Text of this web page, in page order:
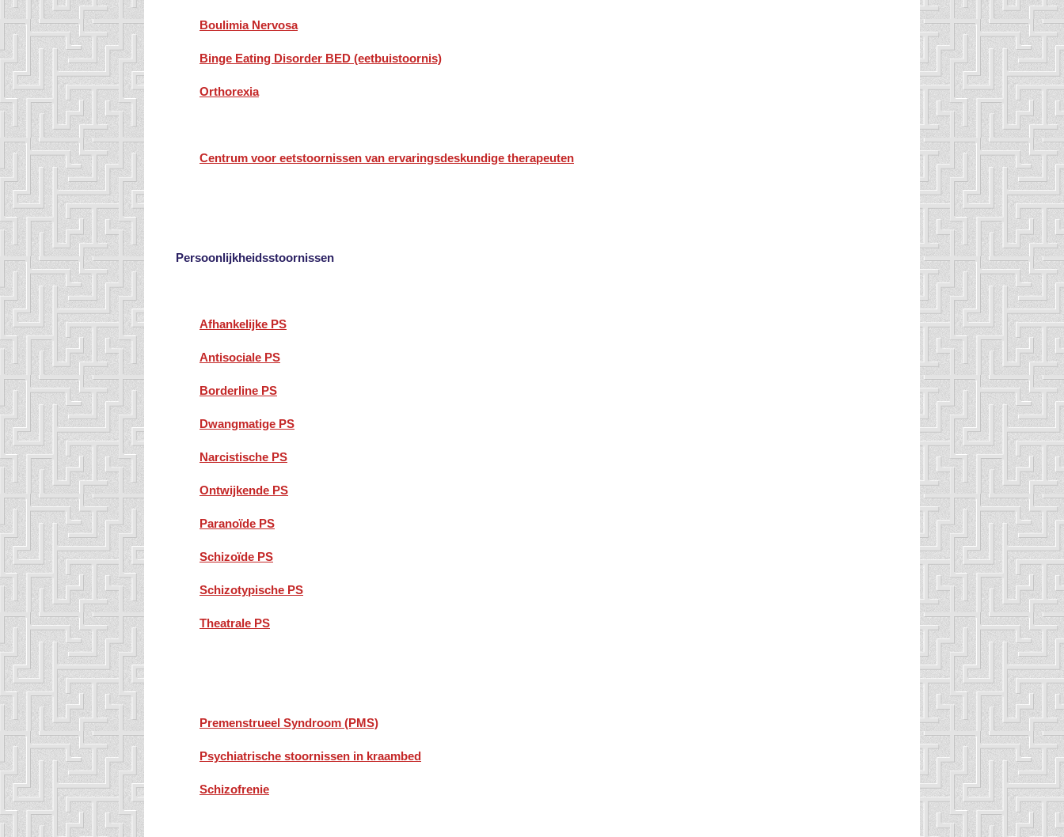
Boulimia Nervosa
Binge Eating Disorder BED (eetbuistoornis)
Orthorexia
Centrum voor eetstoornissen van ervaringsdeskundige therapeuten
Persoonlijkheidsstoornissen
Afhankelijke PS
Antisociale PS
Borderline PS
Dwangmatige PS
Narcistische PS
Ontwijkende PS
Paranoïde PS
Schizoïde PS
Schizotypische PS
Theatrale PS
Premenstrueel Syndroom (PMS)
Psychiatrische stoornissen in kraambed
Schizofrenie